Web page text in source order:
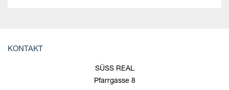
KONTAKT
SÜSS REAL
Pfarrgasse 8